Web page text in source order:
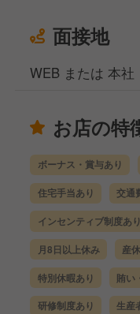
面接地
WEB または 本社
お店の特
ボーナス・賞与あり
住宅手当あり 交通
インセンティブ制度あり
月8日以上休み 産
特別休暇あり 賄い
研修制度あり 生産